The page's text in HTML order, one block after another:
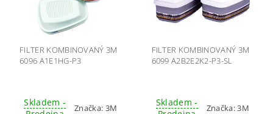
FILTER KOMBINOVANÝ 3M
6096 A1E1HG-P3
Skladem -
Značka: 3M
FILTER KOMBINOVANÝ 3M
6099 A2B2E2K2-P3-SL
Skladem -
Značka:3M